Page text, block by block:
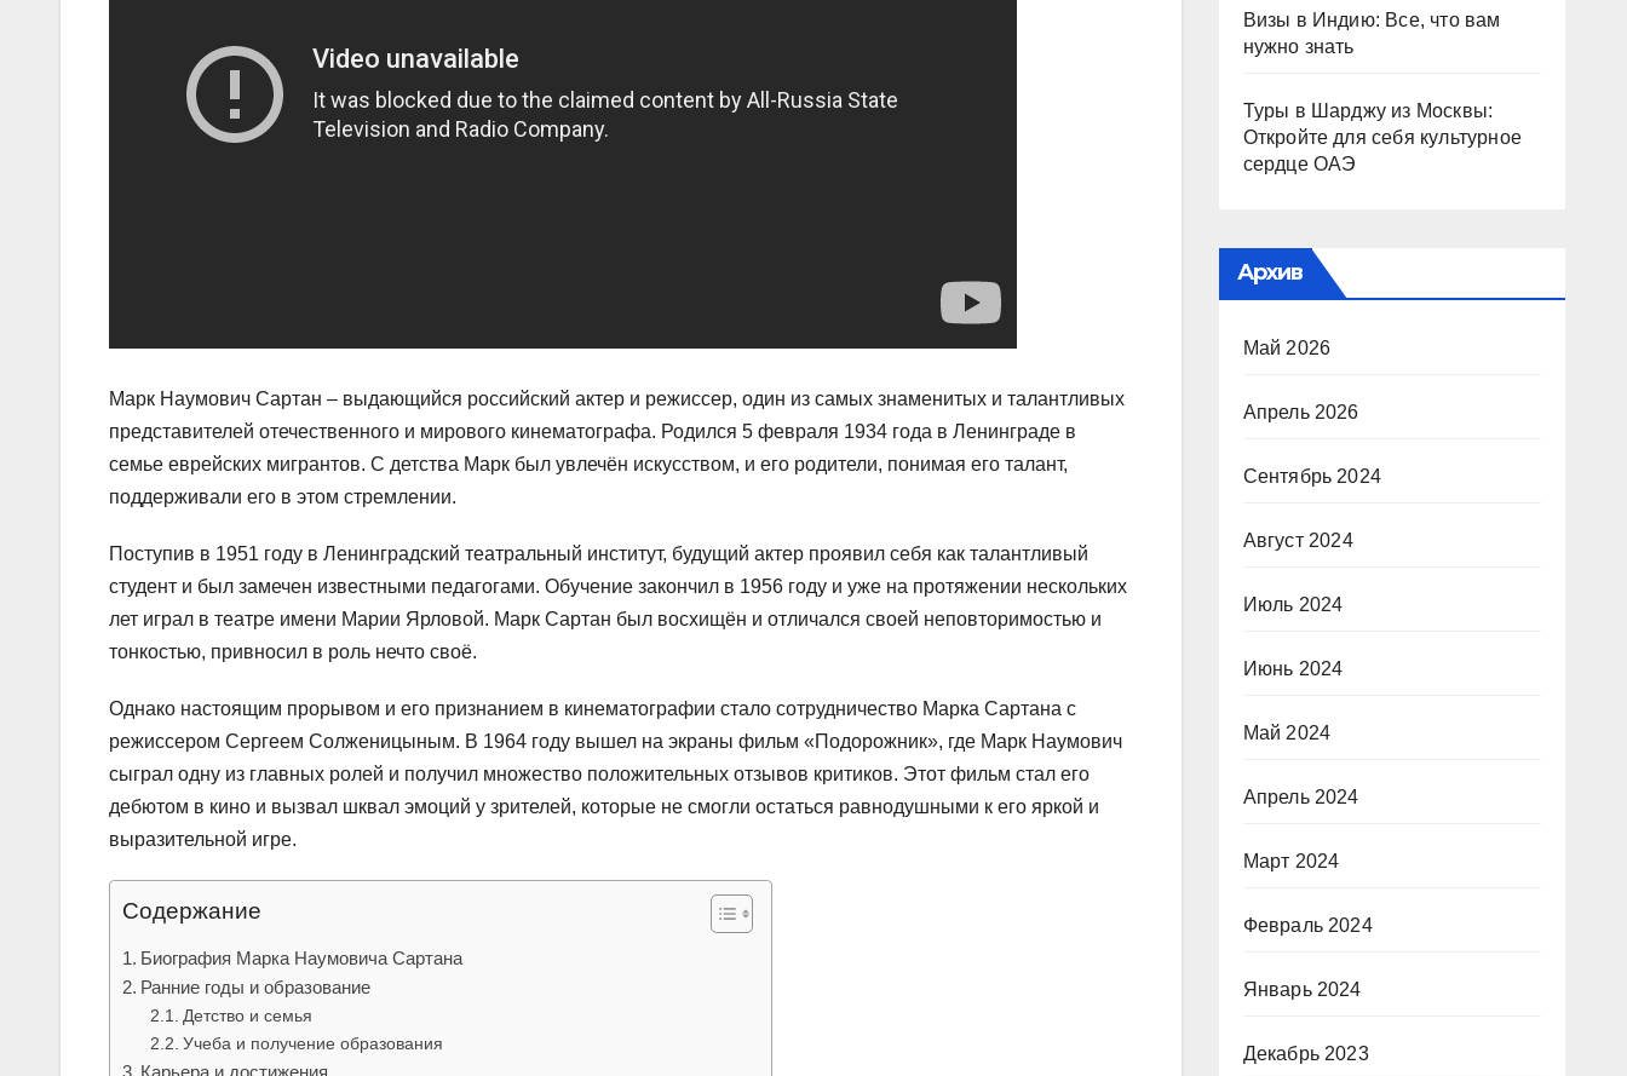
Марк Наумович Сартан – выдающийся российский актер и режиссер, один из самых знаменитых и талантливых
представителей отечественного и мирового кинематографа. Родился 5 февраля 1934 года в Ленинграде в
семье еврейских мигрантов. С детства Марк был увлечён искусством, и его родители, понимая его талант,
поддерживали его в этом стремлении.
Поступив в 1951 году в Ленинградский театральный институт, будущий актер проявил себя как талантливый
студент и был замечен известными педагогами. Обучение закончил в 1956 году и уже на протяжении нескольких
лет играл в театре имени Марии Ярловой. Марк Сартан был восхищён и отличался своей неповторимостью и
тонкостью, привносил в роль нечто своё.
Однако настоящим прорывом и его признанием в кинематографии стало сотрудничество Марка Сартана с
режиссером Сергеем Солженицыным. В 1964 году вышел на экраны фильм «Подорожник», где Марк Наумович
сыграл одну из главных ролей и получил множество положительных отзывов критиков. Этот фильм стал его
дебютом в кино и вызвал шквал эмоций у зрителей, которые не смогли остаться равнодушными к его яркой и
выразительной игре.
Содержание
Биография Марка Наумовича Сартана
Ранние годы и образование
Детство и семья
Учеба и получение образования
Карьера и достижения
Визы в Индию: Все, что вам
нужно знать
Туры в Шарджу из Москвы:
Откройте для себя культурное
сердце ОАЭ
Архив
Май 2026
Апрель 2026
Сентябрь 2024
Август 2024
Июль 2024
Июнь 2024
Май 2024
Апрель 2024
Март 2024
Февраль 2024
Январь 2024
Декабрь 2023